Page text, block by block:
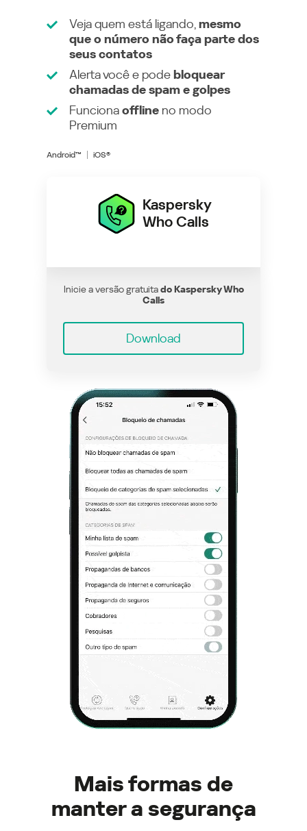
Veja quem está ligando, mesmo
que o número não faça parte dos
seus contatos
Alerta você e podebloquear
chamadas de spam e golpes
Funcionaoffline no modo
Premium
Android™ iOS®
Kaspersky
Who Calls
Inicie a versão gratuitado Kaspersky Who
Calls
Download
Mais formas de
manter a segurança